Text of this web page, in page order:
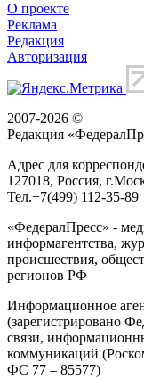
О проекте
Реклама
Редакция
Авторизация
2007-2026 ©
Редакция «
Адрес для
127018, Россия, г.
Тел.+7(499) 112-35-89
«ФедералПресс» -
информагентства,
происшествия,
регионов РФ
Информационное
(зарегистрировано
связи,
коммуникаций
ФС 77 – 85577)